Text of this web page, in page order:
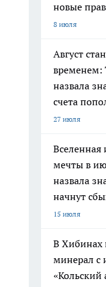
новые
8 июля
Август
временем:
назвала
счета
27 июля
Вселенная
мечты в
назвала
начнут
15 июля
В
минерал с